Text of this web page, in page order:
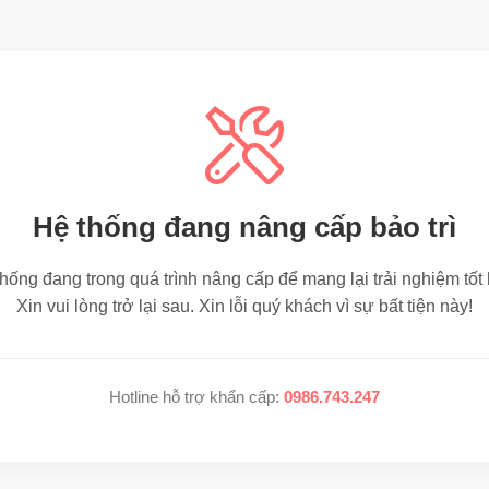
Hệ thống đang nâng cấp bảo trì
đang trong quá trình nâng cấp để mang lại trải nghiệm tốt
Xin vui lòng trở lại sau. Xin lỗi quý khách vì sự bất tiện này!
Hotline hỗ trợ khẩn cấp: 0986.743.247